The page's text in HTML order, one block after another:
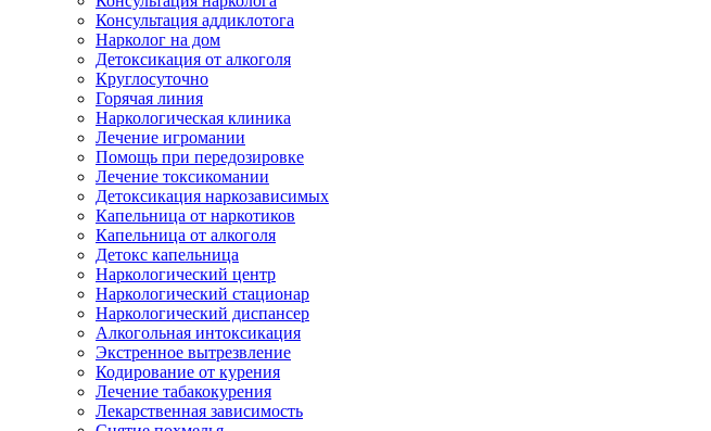
Консультация аддиклотога
Нарколог на дом
Детоксикация от алкоголя
Круглосуточно
Горячая линия
Наркологическая клиника
Лечение игромании
Помощь при передозировке
Лечение токсикомании
Детоксикация наркозависимых
Капельница от наркотиков
Капельница от алкоголя
Детокс капельница
Наркологический центр
Наркологический стационар
Наркологический диспансер
Алкогольная интоксикация
Экстренное вытрезвление
Кодирование от курения
Лечение табакокурения
Лекарственная зависимость